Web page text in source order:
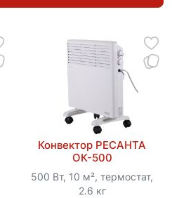
Конвектор РЕСАНТА
ОК-500
500 Вт, 10 м², термостат,
2.6 кг